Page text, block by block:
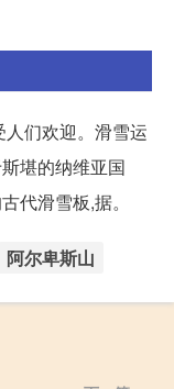
们欢迎。滑雪运
堪的纳维亚国
代滑雪板,据。
阿尔卑斯山